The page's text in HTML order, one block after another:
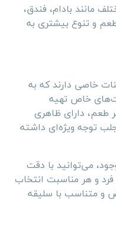
مانند بادام، فندق،
و تنوع بیشتری به
خاصی دارند که به
خاص تهیه
طعم، دارای ظاهری
توجه ویژه‌ای داشته
می‌توانید با دقت
و هر مناسبت انتخاب
و متناسب با سلیقه